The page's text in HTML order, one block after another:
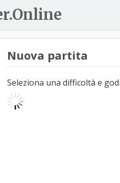
Nuova partita
Seleziona una difficoltà e